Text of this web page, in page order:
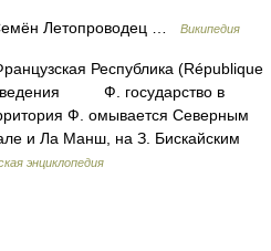
Летопроводец … Википедия
Республика (République
Ф. государство в
Ф. омывается Северным
и Ла Манш, на З. Бискайским
энциклопедия